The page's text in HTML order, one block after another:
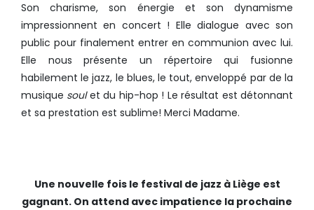
Son charisme, son énergie et son dynamisme
impressionnent en concert ! Elle dialogue avec son
public pour finalement entrer en communion avec lui.
Elle nous présente un répertoire qui fusionne
habilement le jazz, le blues, le tout, enveloppé par de la
musique soulet du hip-hop ! Le résultat est détonnant
et sa prestation est sublime! Merci Madame.
Une nouvelle fois le festival de jazz à Liège est
gagnant. On attend avec impatience la prochaine